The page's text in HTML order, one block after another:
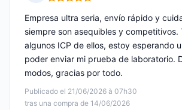
Nota: 5 de 5
Publicado el 21/06/2026 à 07h30
tras una compra de 14/06/2026
Empresa ultra seria, envío rápido y
siempre son asequibles y competitivos.
algunos ICP de ellos, estoy esperando
poder enviar mi prueba de laboratorio.
modos, gracias por todo.